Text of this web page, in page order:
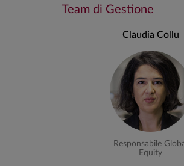
investimenti azionari: 95%
Liquidità/Depositi Bancari:
(*) Per maggiori informazioni
informativo, "Informativa
Stile di gestione
La gestione è di tipo attivo e
Effettua un'attenta
delle emissioni di gas serra.
Team di Gestione
Claudia Collu
Responsabile
Equity